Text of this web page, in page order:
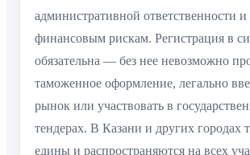
административной ответственности
финансовым рискам. Регистрация в
обязательна — без нее невозможно
таможенное оформление, легально
рынок или участвовать в
тендерах. В Казани и других городах
едины и распространяются на всех